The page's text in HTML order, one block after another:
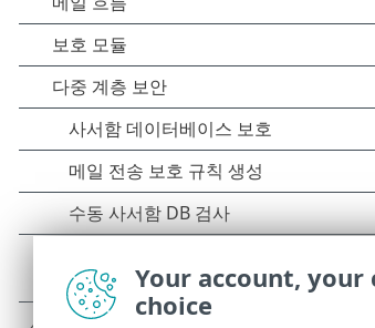
Your account, your
choice